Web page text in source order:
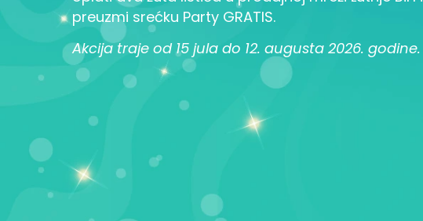
preuzmi srećku Party GRATIS.
Akcija traje od 15 jula do 12. augusta 2026. godine.